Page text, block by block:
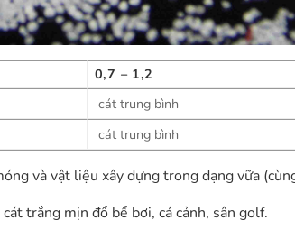
0,7 – 1,2
cát trung bình
cát trung bình
và vật liệu xây dựng trong dạng vữa
trắng mịn đổ bể bơi, cá cảnh, sân golf.